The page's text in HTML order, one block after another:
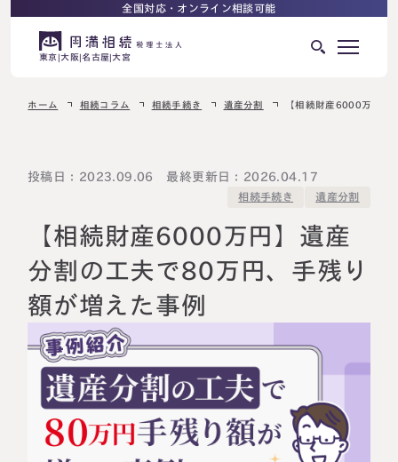
全国対応・オンライン相談可能
東京 大阪 名古屋 大宮
相続ロードマップ
ご相談の流れ
選ばれる理由
よくある質問
相続を学ぶ
相続税申告について
料金表
相続に備えたい方へ
生前対策相談について
ホーム 相続コラム 相続手続き 遺産分割 【相続財産6000万円】
投稿日：2023.09.06 最終更新日：2026.04.17
相続手続き 遺産分割
【相続財産6000万円】遺産
分割の工夫で80万円、手残り
額が増えた事例